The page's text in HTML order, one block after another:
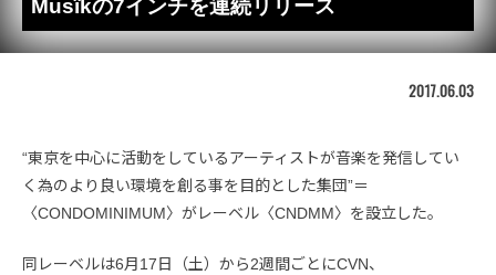
Musïkの7インチを連続リリース
2017.06.03
“東京を中心に活動をしているアーティストが音楽を発信してい
く為のより良い環境を創る事を目的とした集団”＝
〈CONDOMINIMUM〉がレーベル〈CNDMM〉を設立した。
同レーベルは6月17日（土）から2週間ごとにCVN、